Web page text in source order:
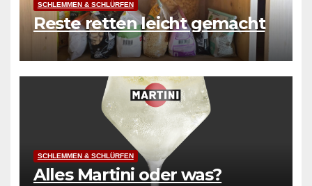
SCHLEMMEN & SCHLÜRFEN
Reste retten leicht gemacht
SCHLEMMEN & SCHLÜRFEN
Alles Martini oder was?